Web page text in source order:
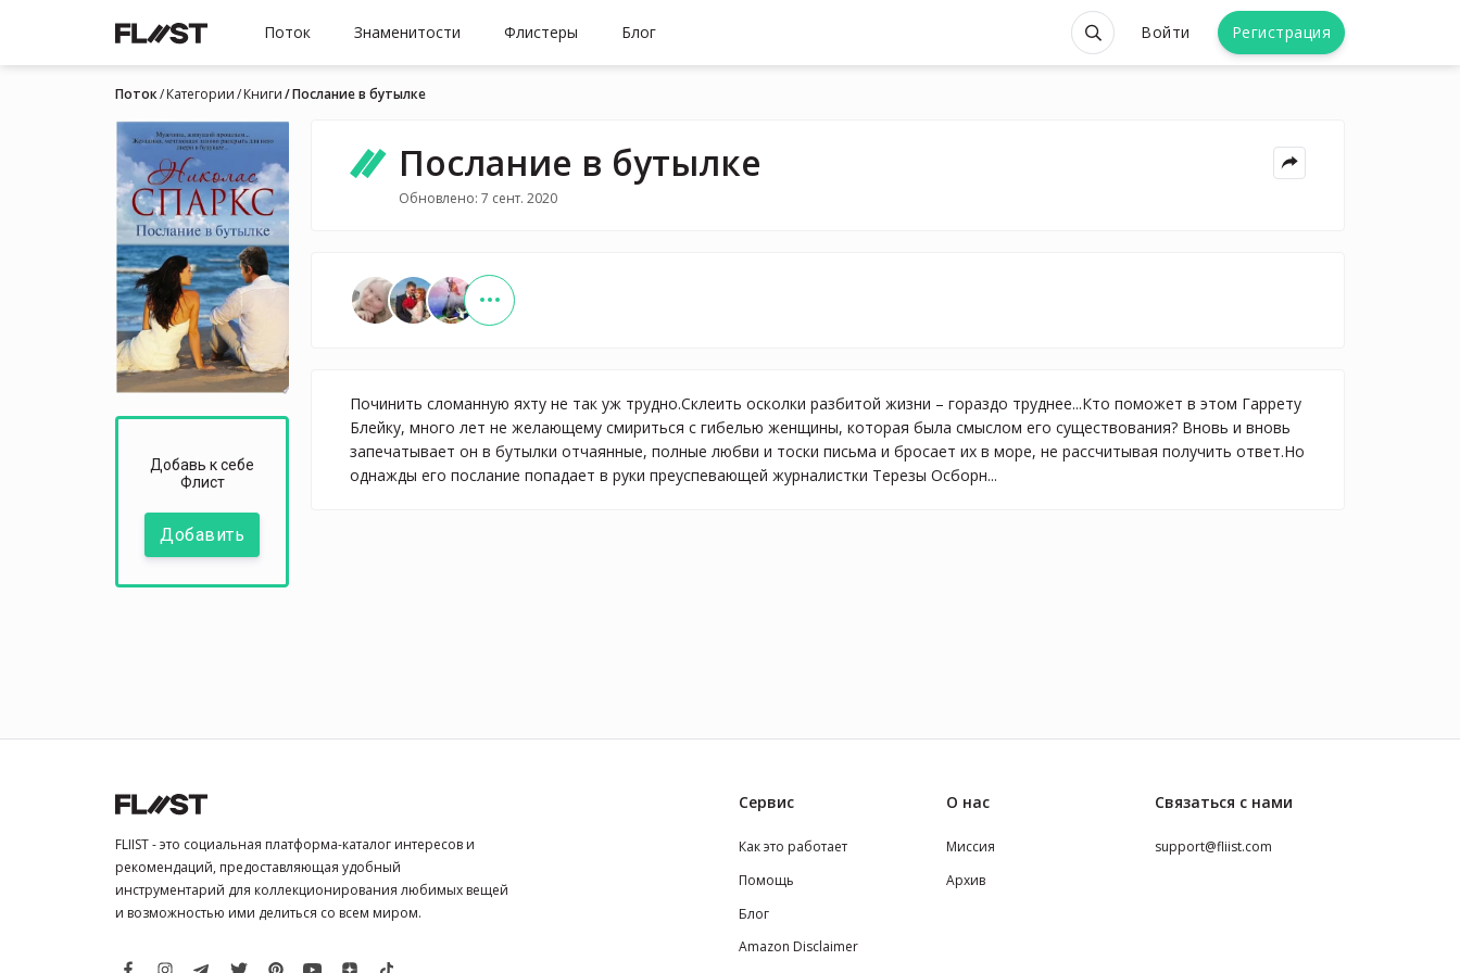
Поток Знаменитости Флистеры Блог Войти Регистрация
Поток Категории Книги Послание в бутылке
Добавь к себе
Флист
Добавить
Послание в бутылке
Обновлено: 7 сент. 2020
Починить сломанную яхту не так уж трудно.Склеить осколки разбитой жизни – гораздо труднее...Кто поможет в этом Гаррету
Блейку, много лет не желающему смириться с гибелью женщины, которая была смыслом его существования? Вновь и вновь
запечатывает он в бутылки отчаянные, полные любви и тоски письма и бросает их в море, не рассчитывая получить ответ.Но
однажды его послание попадает в руки преуспевающей журналистки Терезы Осборн...
FLIIST - это социальная платформа-каталог интересов и
рекомендаций, предоставляющая удобный
инструментарий для коллекционирования любимых вещей
и возможностью ими делиться со всем миром.
Сервис
Как это работает
Помощь
Блог
Amazon Disclaimer
О нас
Миссия
Архив
Связаться с нами
support@fliist.com